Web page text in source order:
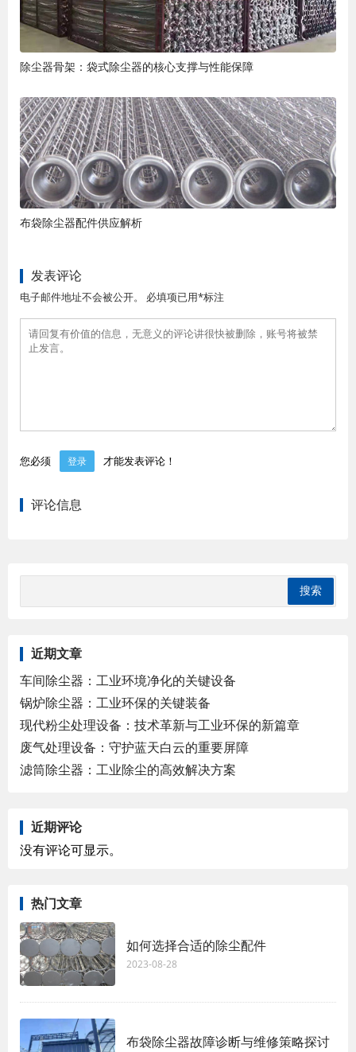
除尘器骨架：袋式除尘器的核心支撑与性能保障
布袋除尘器配件供应解析
发表评论
电子邮件地址不会被公开。 必填项已用*标注
您必须 登录 才能发表评论！
评论信息
近期文章
车间除尘器：工业环境净化的关键设备
锅炉除尘器：工业环保的关键装备
现代粉尘处理设备：技术革新与工业环保的新篇章
废气处理设备：守护蓝天白云的重要屏障
滤筒除尘器：工业除尘的高效解决方案
近期评论
没有评论可显示。
热门文章
如何选择合适的除尘配件
2023-08-28
布袋除尘器故障诊断与维修策略探讨